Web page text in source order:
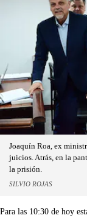
Joaquín Roa, ex
juicios. Atrás, en la
la prisión.
SILVIO ROJAS
Para las 10:30 de hoy